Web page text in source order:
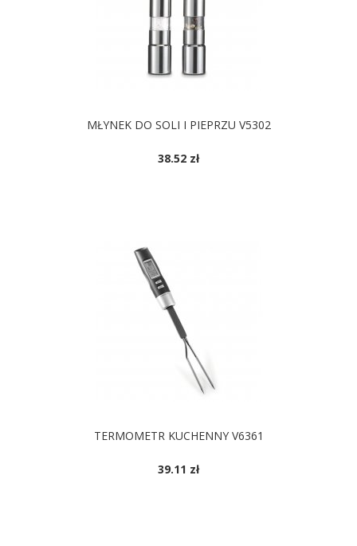
MŁYNEK DO SOLI I PIEPRZU V5302
38.52 zł
TERMOMETR KUCHENNY V6361
39.11 zł